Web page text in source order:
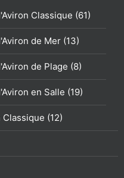
Classique (61)
de Mer (13)
de Plage (8)
en Salle (19)
(12)